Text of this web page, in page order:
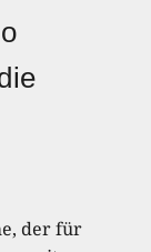
der für